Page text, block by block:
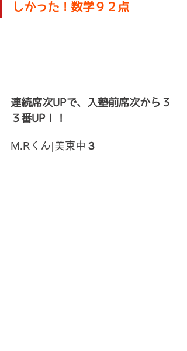
しかった！数学９２点
連続席次UPで、入塾前席次から３
３番UP！！
M.Rくん|美東中３